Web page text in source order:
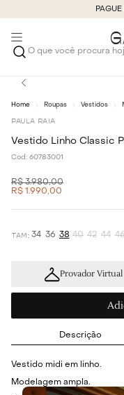
O que você
Roupas Vestidos
PAULA RAIA
Cod: 60783001
R$ 3.980,00
R$ 1 .990,00
34 36 38 40 42 44
Provador Virtual
Descrição
Vestido midi em linho.
Modelagem ampla.